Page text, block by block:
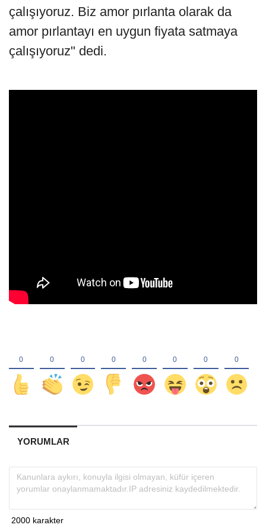
çalışıyoruz. Biz amor pırlanta olarak da
amor pırlantayı en uygun fiyata satmaya
çalışıyoruz" dedi.
YORUMLAR